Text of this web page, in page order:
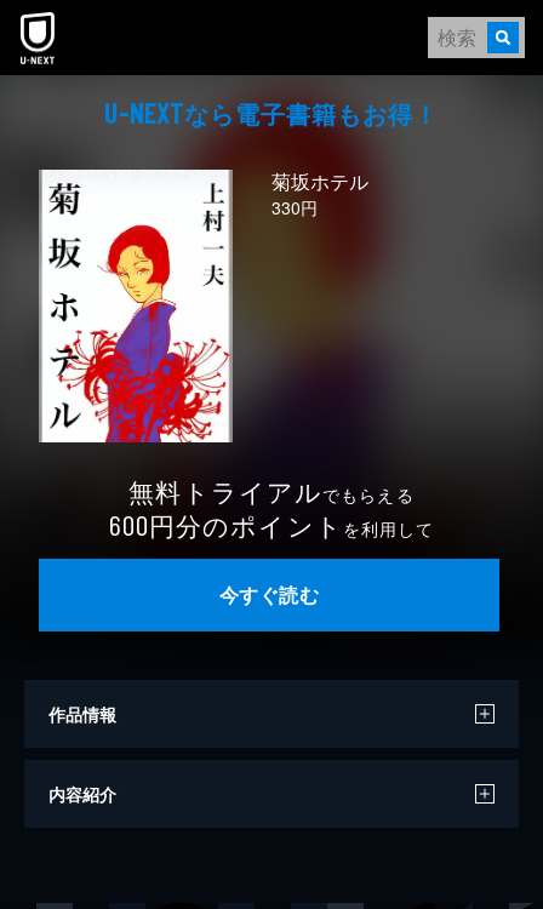
本文へスキップ
U-NEXTなら電⼦書籍もお得！
菊坂ホテル
330円
無料トライアルでもらえる
600円分のポイント を利用して
今すぐ読む
作品情報
著者
内容紹介